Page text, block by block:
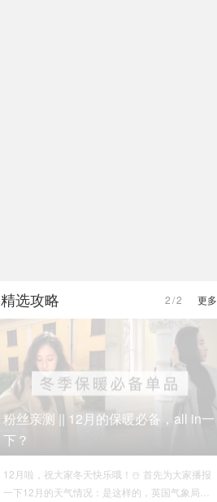
2/2 更多
精选攻略
粉丝亲测 || 12月的保暖必备，all in一
下？
12月啦，祝大家冬天快乐哦！☃️ 首先为大家播报
一下12月的天气情况：是这样的，英国气象局